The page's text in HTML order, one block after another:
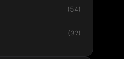
(54)
(32)